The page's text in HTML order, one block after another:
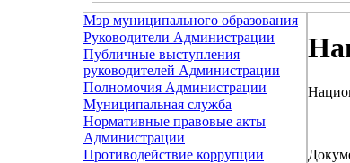
Мэр муниципального образования
Руководители Администрации
Публичные выступления
руководителей Администрации
Полномочия Администрации
Муниципальная служба
Нормативные правовые акты
Администрации
Противодействие коррупции